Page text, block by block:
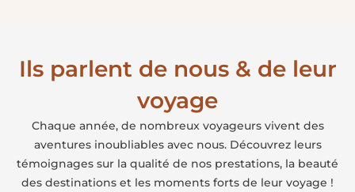
Ils parlent de nous & de leur
voyage
Chaque année, de nombreux voyageurs vivent des
aventures inoubliables avec nous. Découvrez leurs
témoignages sur la qualité de nos prestations, la beauté
des destinations et les moments forts de leur voyage !